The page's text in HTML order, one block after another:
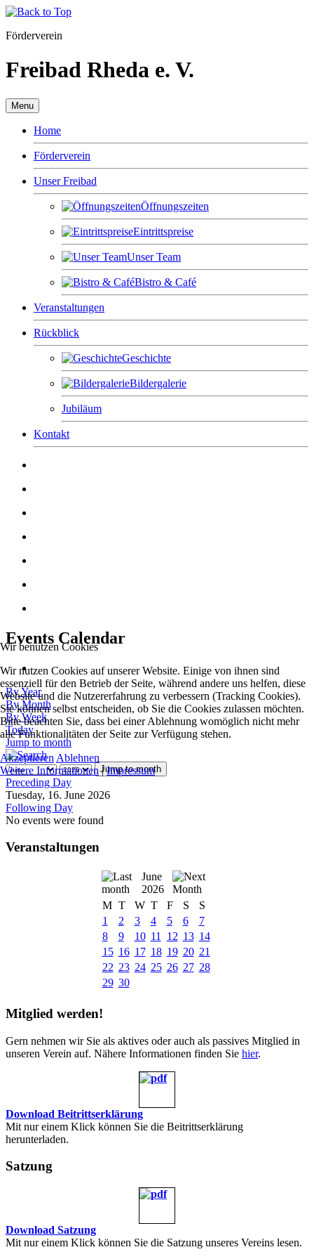
Förderverein
Freibad Rheda e. V.
Menu
Home
Förderverein
Unser Freibad
Öffnungszeiten
Eintrittspreise
Unser Team
Bistro & Café
Veranstaltungen
Rückblick
Geschichte
Bildergalerie
Jubiläum
Kontakt
Events Calendar
By Year
By Month
By Week
Today
Jump to month
Jump to month
Preceding Day
Tuesday, 16. June 2026
Following Day
No events were found
Veranstaltungen
June
2026
M T W T F S
S
1
2 3 4 5 6
7
8
9 10 11 12 13 14
15 16 17 18 19 20 21
22 23 24 25 26 27 28
29 30
Mitglied werden!
Gern nehmen wir Sie als aktives oder auch als passives Mitglied in
unseren Verein auf. Nähere Informationen finden Sie hier.
Download Beitrittserklärung
Mit nur einem Klick können Sie die Beitrittserklärung
herunterladen.
Satzung
Download Satzung
Mit nur einem Klick können Sie die Satzung unseres Vereins lesen.
Wir benutzen Cookies
Wir nutzen Cookies auf unserer Website. Einige von ihnen sind
essenziell für den Betrieb der Seite, während andere uns helfen, diese
Website und die Nutzererfahrung zu verbessern (Tracking Cookies).
Sie können selbst entscheiden, ob Sie die Cookies zulassen möchten.
Bitte beachten Sie, dass bei einer Ablehnung womöglich nicht mehr
alle Funktionalitäten der Seite zur Verfügung stehen.
Akzeptieren Ablehnen
Weitere Informationen|Impressum